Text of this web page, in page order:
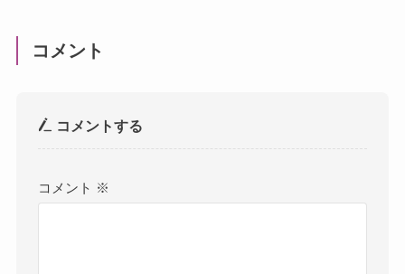
コメント
コメントする
コメント ※